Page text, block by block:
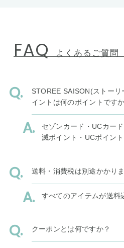
FAQ よくあるご質問
STOREE SAISON(ストー
イントは何のポイントです
セゾンカード・UCカー
滅ポイント・UCポイン
送料・消費税は別途かかり
すべてのアイテムが送料
クーポンとは何ですか？